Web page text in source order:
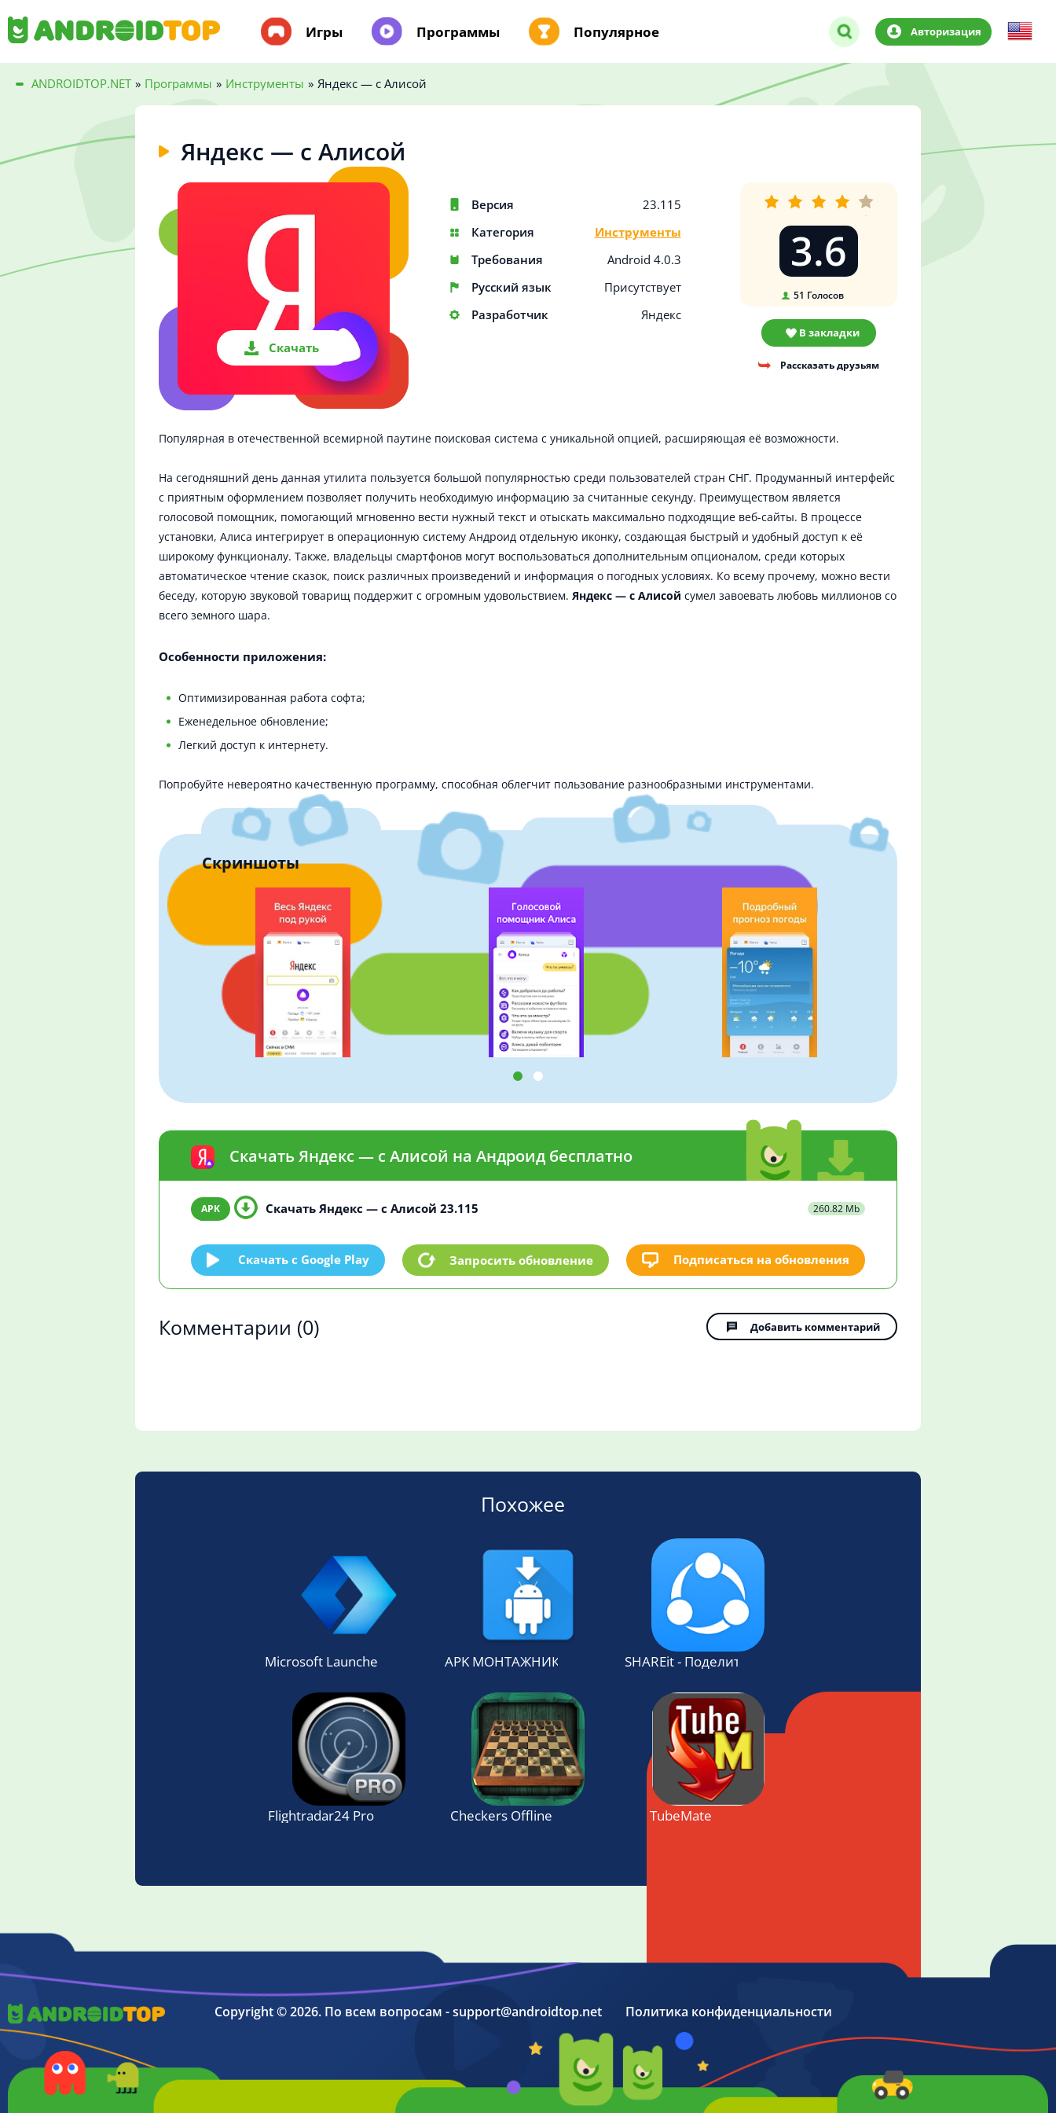
Игры Программы Популярное Авторизация
ANDROIDTOP.NET » Программы » Инструменты » Яндекс — с Алисой
Яндекс — с Алисой
Скачать
Версия
23.115
Категория
Инструменты
Требования
Android 4.0.3
Русский язык
Присутствует
Разработчик
Яндекс
3.6
51 Голосов
В закладки
Рассказать друзьям
Популярная в отечественной всемирной паутине поисковая система с уникальной опцией, расширяющая её возможности.
На сегодняшний день данная утилита пользуется большой популярностью среди пользователей стран СНГ. Продуманный интерфейс
с приятным оформлением позволяет получить необходимую информацию за считанные секунду. Преимуществом является
голосовой помощник, помогающий мгновенно вести нужный текст и отыскать максимально подходящие веб-сайты. В процессе
установки, Алиса интегрирует в операционную систему Андроид отдельную иконку, создающая быстрый и удобный доступ к её
широкому функционалу. Также, владельцы смартфонов могут воспользоваться дополнительным опционалом, среди которых
автоматическое чтение сказок, поиск различных произведений и информация о погодных условиях. Ко всему прочему, можно вести
беседу, которую звуковой товарищ поддержит с огромным удовольствием. Яндекс — с Алисой сумел завоевать любовь миллионов со
всего земного шара.
Особенности приложения:
Оптимизированная работа софта;
Еженедельное обновление;
Легкий доступ к интернету.
Попробуйте невероятно качественную программу, способная облегчит пользование разнообразными инструментами.
Скриншоты
Скачать Яндекс — с Алисой на Андроид бесплатно
Скачать Яндекс — с Алисой 23.115 260.82 Mb
Скачать c Google Play Запросить обновление Подписаться на обновления
Комментарии (0) Добавить комментарий
Похожее
Microsoft Launcher APK МОНТАЖНИК PRO SHAREit - Поделиться Файлами
Flightradar24 Pro Checkers Offline TubeMate
Copyright © 2026. По всем вопросам - support@androidtop.net Политика конфиденциальности